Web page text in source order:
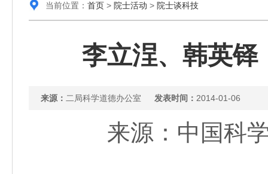
当前位置： 首页> 院士活动 > 院士谈科技
李立浧、韩英铎
来源： 二局科学道德办公室 发表时间： 2014-01-06
来源：中国科